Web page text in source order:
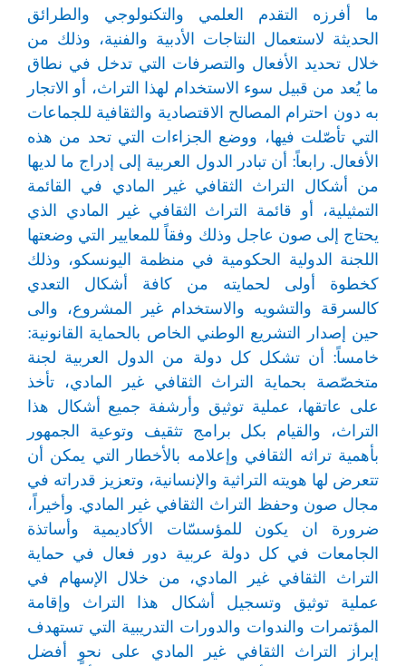
ما أفرزه التقدم العلمي والتكنولوجي والطرائق
الحديثة لاستعمال النتاجات الأدبية والفنية، وذلك من
خلال تحديد الأفعال والتصرفات التي تدخل في نطاق
ما يُعد من قبيل سوء الاستخدام لهذا التراث، أو الاتجار
به دون احترام المصالح الاقتصادية والثقافية للجماعات
التي تأصّلت فيها، ووضع الجزاءات التي تحد من هذه
الأفعال. رابعاً: أن تبادر الدول العربية إلى إدراج ما لديها
من أشكال التراث الثقافي غير المادي في القائمة
التمثيلية، أو قائمة التراث الثقافي غير المادي الذي
يحتاج إلى صون عاجل وذلك وفقاً للمعايير التي وضعتها
اللجنة الدولية الحكومية في منظمة اليونسكو، وذلك
كخطوة أولى لحمايته من كافة أشكال التعدي
كالسرقة والتشويه والاستخدام غير المشروع، والى
حين إصدار التشريع الوطني الخاص بالحماية القانونية:
خامساً: أن تشكل كل دولة من الدول العربية لجنة
متخصّصة بحماية التراث الثقافي غير المادي، تأخذ
على عاتقها، عملية توثيق وأرشفة جميع أشكال هذا
التراث، والقيام بكل برامج تثقيف وتوعية الجمهور
بأهمية تراثه الثقافي وإعلامه بالأخطار التي يمكن أن
تتعرض لها هويته التراثية والإنسانية، وتعزيز قدراته في
مجال صون وحفظ التراث الثقافي غير المادي. وأخيراً،
ضرورة ان يكون للمؤسسّات الأكاديمية وأساتذة
الجامعات في كل دولة عربية دور فعال في حماية
التراث الثقافي غير المادي، من خلال الإسهام في
عملية توثيق وتسجيل أشكال هذا التراث وإقامة
المؤتمرات والندوات والدورات التدريبية التي تستهدف
إبراز التراث الثقافي غير المادي على نحوٍ أفضل